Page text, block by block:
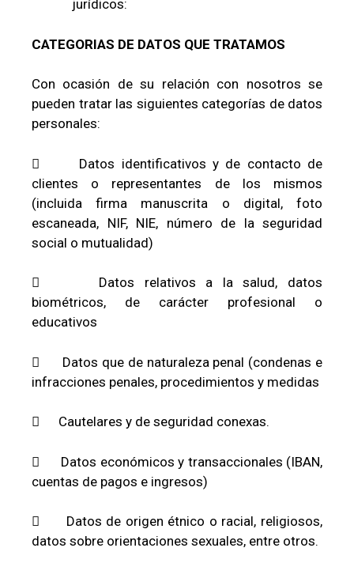
jurídicos:
CATEGORIAS DE DATOS QUE TRATAMOS
Con ocasión de su relación con nosotros se
pueden tratar las siguientes categorías de datos
personales:
 Datos identificativos y de contacto de
clientes o representantes de los mismos
(incluida firma manuscrita o digital, foto
escaneada, NIF, NIE, número de la seguridad
social o mutualidad)
 Datos relativos a la salud, datos
biométricos, de carácter profesional o
educativos
 Datos que de naturaleza penal (condenas e
infracciones penales, procedimientos y medidas
 Cautelares y de seguridad conexas.
 Datos económicos y transaccionales (IBAN,
cuentas de pagos e ingresos)
 Datos de origen étnico o racial, religiosos,
datos sobre orientaciones sexuales, entre otros.